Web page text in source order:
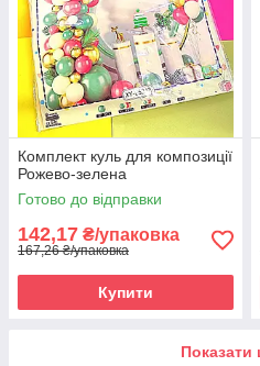
Комплект куль для композиції
Рожево-зелена
Готово до відправки
142,17 ₴/упаковка
167,26 ₴/упаковка
Купити
Показати